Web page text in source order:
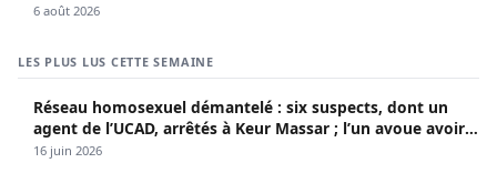
6 août 2026
LES PLUS LUS CETTE SEMAINE
Réseau homosexuel démantelé : six suspects, dont un
agent de l’UCAD, arrêtés à Keur Massar ; l’un avoue avoir
propagé le VIH depuis 2018
16 juin 2026